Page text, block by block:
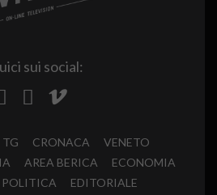
sui social:
TG CRONACA
VENETO
AREA BERICA
ECONOMIA
POLITICA
EDITORIALE